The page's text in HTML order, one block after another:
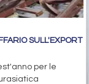
SULL'EXPORT
per le